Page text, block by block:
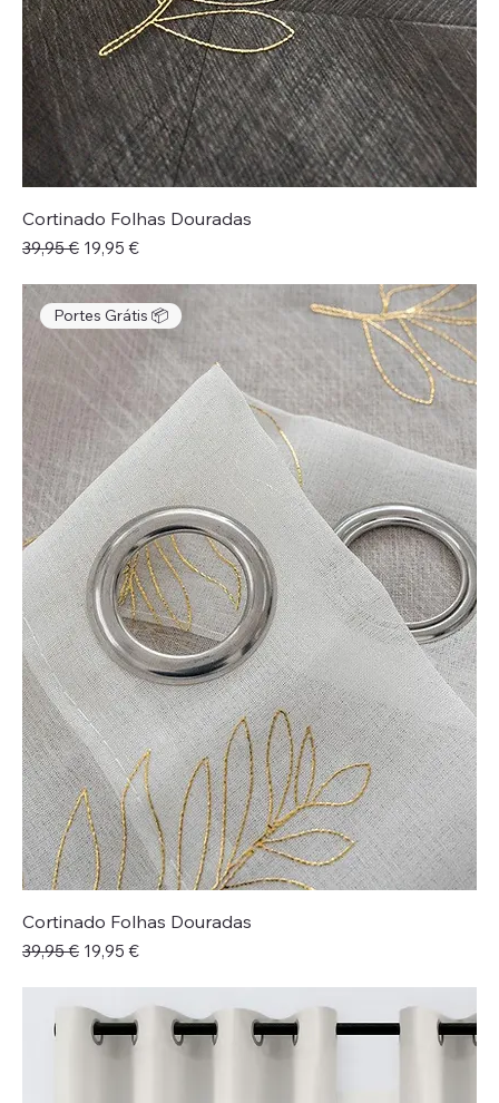
Cortinado Folhas Douradas
Preço normal
39,95 € Preço promocional
19,95 €
Portes Grátis 📦
Cortinado Folhas Douradas
Preço normal
39,95 € Preço promocional
19,95 €